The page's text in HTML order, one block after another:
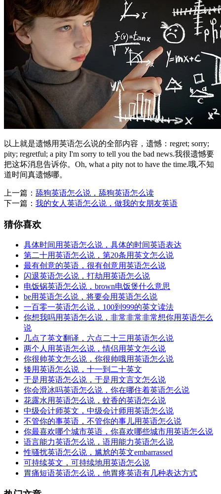
以上就是遗憾用英语怎么说的全部内容，遗憾：regret; sorry;
pity; regretful; a pity I'm sorry to tell you the bad news.我很遗憾要
把这坏消息告诉你。Oh, what a pity not to have the time.哦,不知
道时间真遗憾哪。
上一篇： 舔狗英语怎么说，舔狗英语怎么读
下一篇： 我的女人英语怎么说，做我的女朋友英语
猜你喜欢
具体时间用英语怎么说，具体的时间英语表达
第二十用英语怎么说，第20条用英文怎么说
最有创意的英语，很有创意用英语怎么说
闪退英语怎么说，打劫用英语怎么说
电饭锅英语怎么说，brown电饭煲什么意思
be用英语怎么说，将要会用英语怎么说
一百零一英语怎么说，100到999的英文读法
你想我吗用英语怎么说，非常非常非常想你用英语怎么
说
几点了英文翻译，六点二十三用英语怎么说
两个人用英语怎么说，情侣用英文怎么说
你很帅英文怎么说，你很帅哦用英语怎么说
矮用英语怎么说，十一到二十英文
于是用英语怎么说，于是用文言文怎么说
你会滑冰吗英语怎么说，你在哪住着英语怎么说
花露水用英语怎么说，蚊香的英语怎么说
中级会计师英文，中级会计师用英语怎么说
不管你的事英语，不管你的事儿用英语怎么说
你最喜欢哪个城市英语，你喜欢哪些城市用英语怎么说
语言能力英语怎么说，语用能力英语怎么说
性骚扰英语怎么说，尴尬的英文embarrassed
可持续英文，可持续地用英语怎么说
胃痛短语英语怎么说，他胃疼英语有几种表达方式